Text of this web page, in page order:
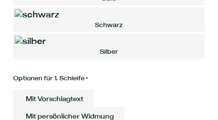
Schwarz
Silber
Optionen für 1. Schleife*
Mit Vorschlagtext
Mit persönlicher Widmung